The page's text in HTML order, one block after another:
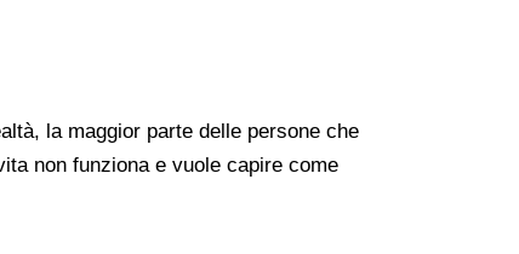
la maggior parte delle persone che
non funziona e vuole capire come